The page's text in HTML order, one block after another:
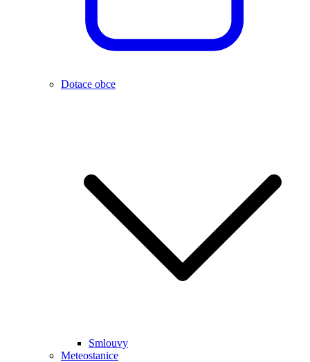
Dotace obce
Smlouvy
Meteostanice